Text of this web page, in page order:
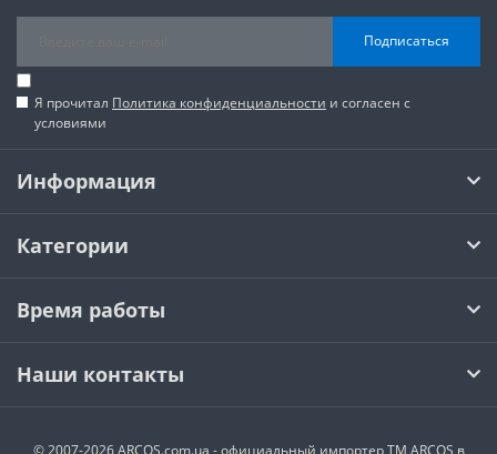
Подписаться
Я прочитал Политика конфиденциальности и согласен с
условиями
Информация
Категории
Время работы
Наши контакты
© 2007-2026 ARCOS.com.ua - официальный импортер ТМ ARCOS в